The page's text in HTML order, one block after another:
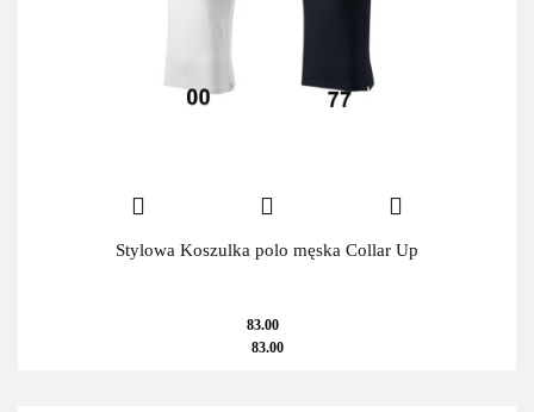
Stylowa Koszulka polo męska Collar Up
83.00
83.00